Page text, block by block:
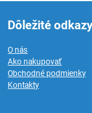
Dôležité
O nás
Ako nakupovať
Obchodné podmienky
Kontakty